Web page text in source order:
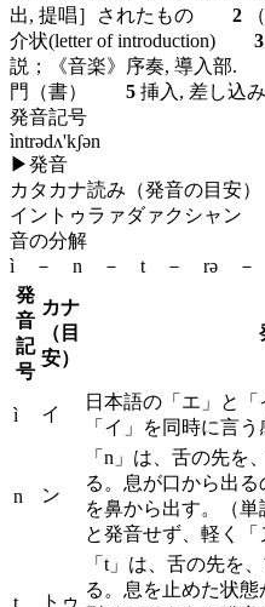
出, 提唱］されたもの 2
介状(letter of introduction) 3
説；《音楽》序奏, 導入部.
門（書） 5 挿入, 差し込
発音記号
ìntrədʌ'kʃən
▶発音
カタカナ読み（発音の目安）
イントゥラァダァクシャン
音の分解
ì － n － t － rə －
発
音
記
号
カナ
（目
安）
ì イ
日本語の「エ」と
「イ」を同時に言
n ン
「n」は、舌の先を
る。息が口から出
を鼻から出す。（単
と発音せず、軽く「
t トゥ
「t」は、舌の先を
る。息を止めた状